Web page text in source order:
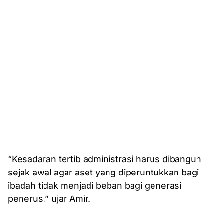
“Kesadaran tertib administrasi harus dibangun
sejak awal agar aset yang diperuntukkan bagi
ibadah tidak menjadi beban bagi generasi
penerus,” ujar Amir.